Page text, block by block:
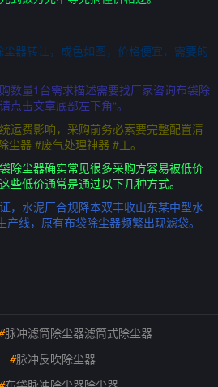
器转让，成色如图，价格便宜，需要的
数量1台需求描述需要找厂家咨询布袋除
点击文章底部左下角“。
运费影响，采购前务必索要完整配置清
器 #废气处理神器 #工。
除尘器确实常见很多采购方容易被低价
些低价通常是通过以下几种方式。
，水泥厂合规降本双丰收山东某中型水
线，原有布袋除尘器频繁出现滤袋。
脉冲滤筒除尘器滤筒式除尘器
#脉冲反吹除尘器